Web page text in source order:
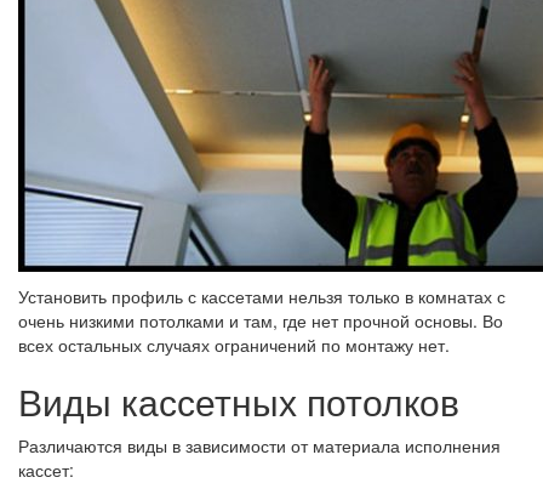
Установить профиль с кассетами нельзя только в комнатах с
очень низкими потолками и там, где нет прочной основы. Во
всех остальных случаях ограничений по монтажу нет.
Виды кассетных потолков
Различаются виды в зависимости от материала исполнения
кассет: